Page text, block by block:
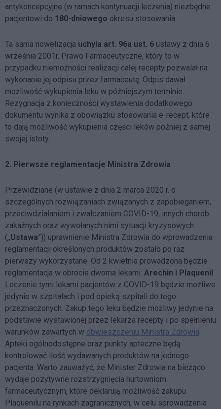
antykoncepcyjne (w ramach kontynuacji leczenia) niezbędne
pacjentowi do 180-dniowego okresu stosowania.
Ta sama nowelizacja uchyla art. 96a ust. 6 ustawy z dnia 6
września 2001r. Prawo Farmaceutyczne, który to w
przypadku niemożności realizacji całej recepty pozwalał na
wykonanie jej odpisu przez farmaceutę. Odpis dawał
możliwość wykupienia leku w późniejszym terminie.
Rezygnacja z konieczności wystawienia dodatkowego
dokumentu wynika z obowiązku stosowania e-recept, które
to dają możliwość wykupienia części leków później z samej
swojej istoty.
2. Pierwsze reglamentacje Ministra Zdrowia
Przewidziane (w ustawie z dnia 2 marca 2020 r. o
szczególnych rozwiązaniach związanych z zapobieganiem,
przeciwdziałaniem i zwalczaniem COVID-19, innych chorób
zakaźnych oraz wywołanych nimi sytuacji kryzysowych
(,,Ustawa”)) uprawnienie Ministra Zdrowia do wprowadzenia
reglamentacji określonych produktów zostało po raz
pierwszy wykorzystane. Od 2 kwietnia prowadzona będzie
reglamentacja w obrocie dwoma lekami: Arechin i Plaquenil.
Leczenie tymi lekami pacjentów z COVID-19 będzie możliwe
jedynie w szpitalach i pod opieką szpitali do tego
przeznaczonych. Zakup tego leku będzie możliwy jedynie na
podstawie wystawionej przez lekarza recepty i po spełnieniu
warunków zawartych w obwieszczeniu Ministra Zdrowia.
Apteki ogólnodostępne oraz punkty apteczne będą
kontrolować ilość wydawanych produktów na jednego
pacjenta. Warto zauważyć, że Minister Zdrowia na bieżąco
wydaje pozytywne rozstrzygnięcia hurtowniom
farmaceutycznym, które deklarują możliwość zakupu
Plaquenilu na rynkach zagranicznych, w celu sprowadzenia